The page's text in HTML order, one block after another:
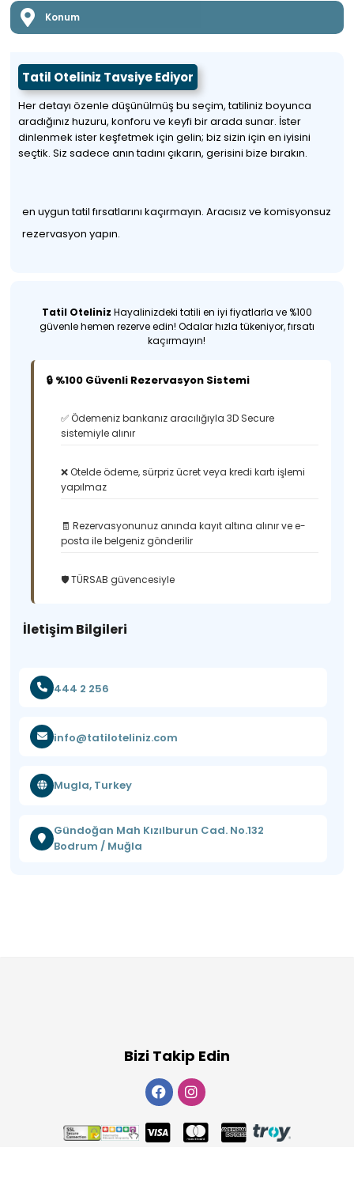
Konum
Tatil Oteliniz Tavsiye Ediyor
Her detayı özenle düşünülmüş bu seçim, tatiliniz boyunca
aradığınız huzuru, konforu ve keyfi bir arada sunar. İster
dinlenmek ister keşfetmek için gelin; biz sizin için en iyisini
seçtik. Siz sadece anın tadını çıkarın, gerisini bize bırakın.
en uygun tatil fırsatlarını kaçırmayın. Aracısız ve komisyonsuz
rezervasyon yapın.
Tatil Oteliniz Hayalinizdeki tatili en iyi fiyatlarla ve %100
güvenle hemen rezerve edin! Odalar hızla tükeniyor, fırsatı
kaçırmayın!
🔒 %100 Güvenli Rezervasyon Sistemi
✅ Ödemeniz bankanız aracılığıyla 3D Secure
sistemiyle alınır
❌ Otelde ödeme, sürpriz ücret veya kredi kartı işlemi
yapılmaz
🧾 Rezervasyonunuz anında kayıt altına alınır ve e-
posta ile belgeniz gönderilir
🛡️ TÜRSAB güvencesiyle
İletişim Bilgileri
444 2 256
info@tatiloteliniz.com
Mugla, Turkey
Gündoğan Mah Kızılburun Cad. No.132
Bodrum / Muğla
Bizi Takip Edin